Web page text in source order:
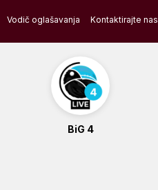
Vodič oglašavanja Kontaktirajte nas
BiG 4